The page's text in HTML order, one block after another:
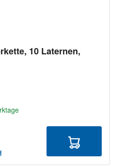
von 5 von 5 Sternen
10 Laternen,